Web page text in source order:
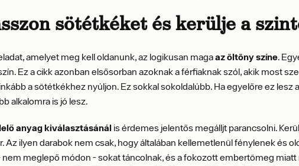
sötétkéket és kerülje a
amelyet meg kell oldanunk, az logikusan magaaz öltöny színe.
Ez a cikk azonban elsősorban azoknak a férfiaknak szól, akik most
a sötétkékhez nyúljon. Ez sokkal sokoldalúbb. Ha egyelőre ez
alkalomra is jó lesz.
anyag kiválasztásánál is érdemes jelentős megálljt parancsolni.
Az ilyen darabok nem csak, hogy általában kellemetlenül fénylenek és
nem meglepő módon - sokat táncolnak, és a fokozott embertömeg